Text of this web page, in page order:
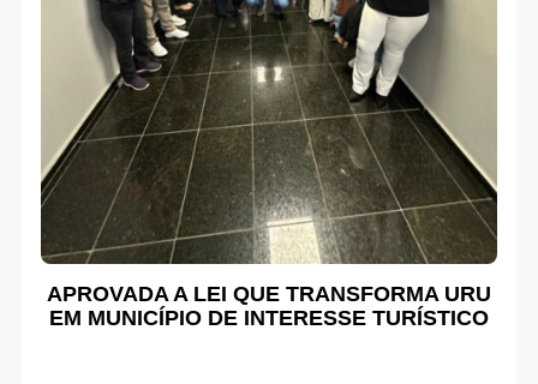
APROVADA A LEI QUE TRANSFORMA URU
EM MUNICÍPIO DE INTERESSE TURÍSTICO